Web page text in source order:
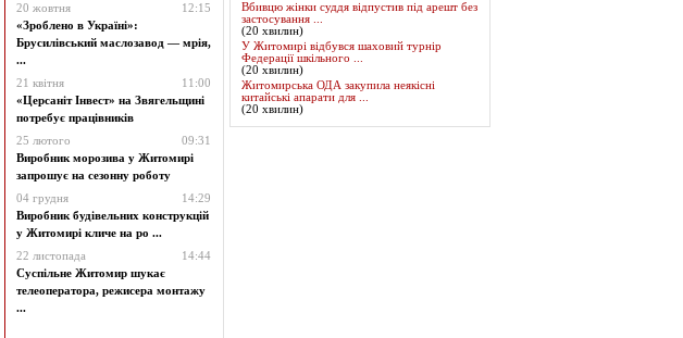
20 жовтня
12:15
«Зроблено в Україні»:
Брусилівський маслозавод — мрія,
...
21 квітня
11:00
«Церсаніт Інвест» на Звягельщині
потребує працівників
25 лютого
09:31
Виробник морозива у Житомирі
запрошує на сезонну роботу
04 грудня
14:29
Виробник будівельних конструкцій
у Житомирі кличе на ро ...
22 листопада
14:44
Суспільне Житомир шукає
телеоператора, режисера монтажу
...
Вбивцю жінки суддя відпустив під арешт без
застосування ...
(20 хвилин)
У Житомирі відбувся шаховий турнір
Федерації шкільного ...
(20 хвилин)
Житомирська ОДА закупила неякісні
китайські апарати для ...
(20 хвилин)